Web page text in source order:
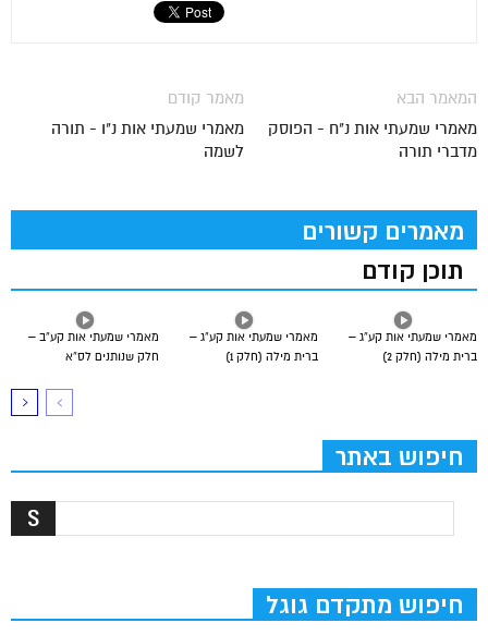
מאמר קודם
מאמרי שמעתי אות נ"ו - תורה
לשמה
המאמר הבא
מאמרי שמעתי אות נ"ח - הפוסק
מדברי תורה
מאמרים קשורים
תוכן קודם
מאמרי שמעתי אות קע”ב –
חלק שנותנים לס”א
מאמרי שמעתי אות קע”ג –
ברית מילה (חלק 1)
מאמרי שמעתי אות קע”ג –
ברית מילה (חלק 2)
חיפוש באתר
חיפוש מתקדם גוגל